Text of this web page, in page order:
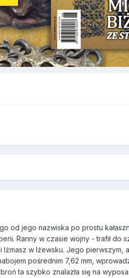
od jego nazwiska po prostu
Ranny w czasie wojny - trafił
w Iżewsku. Jego
pośrednim 7,62 mm,
ta szybko znalazła się na